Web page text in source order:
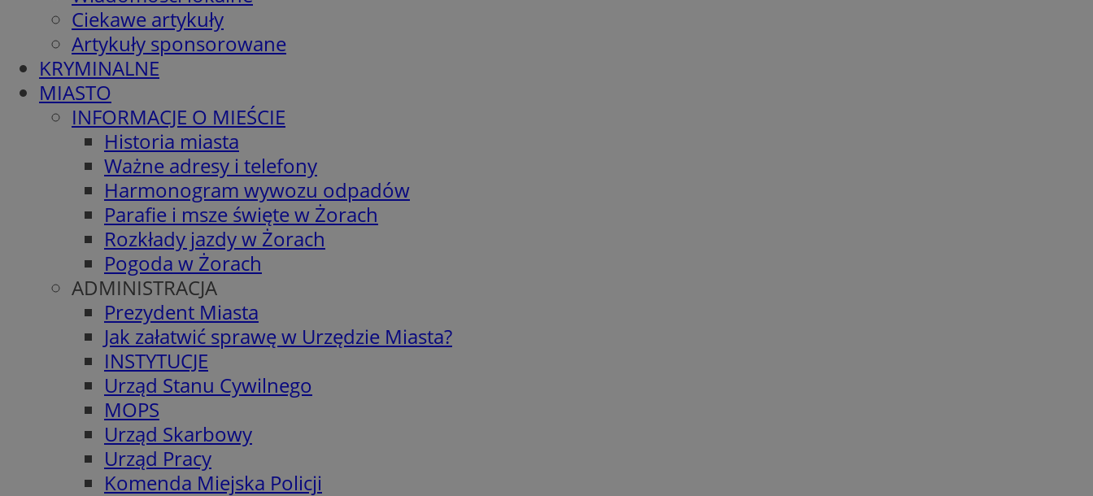
Ciekawe artykuły
Artykuły sponsorowane
KRYMINALNE
MIASTO
INFORMACJE O MIEŚCIE
Historia miasta
Ważne adresy i telefony
Harmonogram wywozu odpadów
Parafie i msze święte w Żorach
Rozkłady jazdy w Żorach
Pogoda w Żorach
ADMINISTRACJA
Prezydent Miasta
Jak załatwić sprawę w Urzędzie Miasta?
INSTYTUCJE
Urząd Stanu Cywilnego
MOPS
Urząd Skarbowy
Urząd Pracy
Komenda Miejska Policji